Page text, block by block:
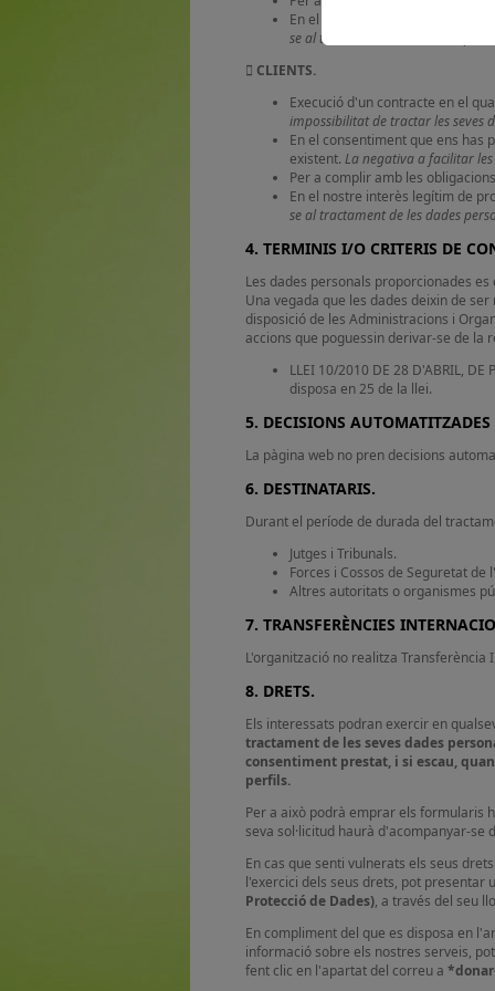
En el nostre interès legítim de
se al tractament de les dades
 CLIENTS.
Execució d'un contracte en el
impossibilitat de tractar les seves
En el consentiment que ens has
existent. La negativa a facilitar
Per a complir amb les
En el nostre interès legítim de
se al tractament de les dades
4. TERMINIS I/O CRITERIS DE
Les dades personals proporcionades
Una vegada que les dades deixin de
disposició de les Administracions i
accions que poguessin derivar-se de la
LLEI 10/2010 DE 28 D'ABRIL, DE
disposa en 25 de la llei.
5. DECISIONS
La pàgina web no pren decisions
6. DESTINATARIS.
Durant el període de durada del
Jutges i Tribunals.
Forces i Cossos de Seguretat de
Altres autoritats o organismes
7. TRANSFERÈNCIES
L'organització no realitza Transferència
8. DRETS.
Els interessats podran exercir en
tractament de les seves dades
consentiment prestat, i si escau,
perfils.
Per a això podrà emprar els formularis
seva sol·licitud haurà d'acompanyar-
En cas que senti vulnerats els seus
l'exercici dels seus drets, pot presentar
Protecció de Dades), a través del seu
En compliment del que es disposa en
informació sobre els nostres serveis,
fent clic en l'apartat del correu a